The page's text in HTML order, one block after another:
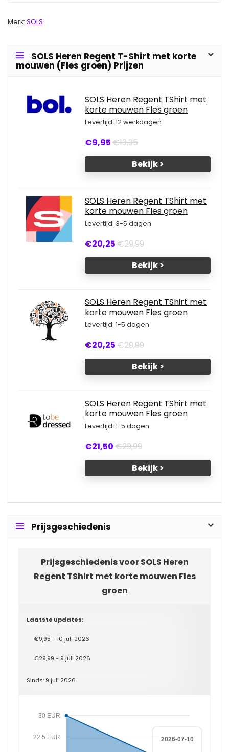
Merk: SOLS
SOLS Heren Regent T-Shirt met korte
mouwen (Fles groen) Prijzen
SOLS Heren Regent TShirt met
korte mouwen Fles groen
Levertijd: 12 werkdagen
€9,95€13,35
Bekijk >
SOLS Heren Regent TShirt met
korte mouwen Fles groen
Levertijd: 3-5 dagen
€20,25€29,99
Bekijk >
SOLS Heren Regent TShirt met
korte mouwen Fles groen
Levertijd: 1-5 dagen
€20,25€29,99
Bekijk >
SOLS Heren Regent TShirt met
korte mouwen Fles groen
Levertijd: 1-5 dagen
€21,50€29,99
Bekijk >
Prijsgeschiedenis
Prijsgeschiedenis voor SOLS Heren
Regent TShirt met korte mouwen Fles
groen
Laatste updates:
€9,95 - 10 juli 2026
€29,99 - 9 juli 2026
Sinds: 9 juli 2026
22.5 EUR
30 EUR
2026-07-10